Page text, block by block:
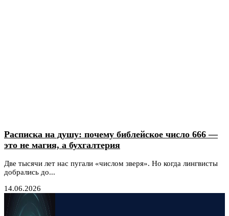
Расписка на душу: почему библейское число 666 —
это не магия, а бухгалтерия
Две тысячи лет нас пугали «числом зверя». Но когда лингвисты
добрались до...
14.06.2026